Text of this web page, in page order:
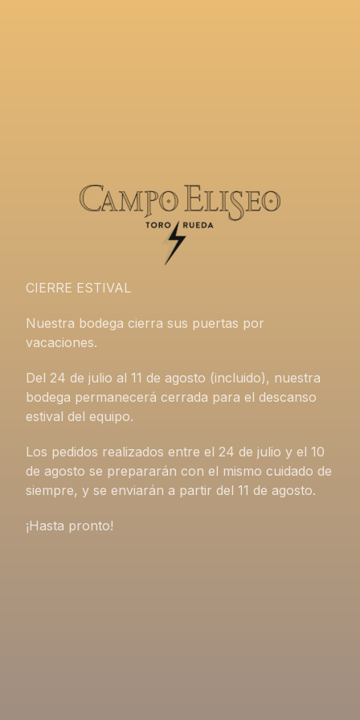
CIERRE ESTIVAL
Nuestra bodega cierra sus puertas por
vacaciones.
Del 24 de julio al 11 de agosto (incluido), nuestra
bodega permanecerá cerrada para el descanso
estival del equipo.
Los pedidos realizados entre el 24 de julio y el 10
de agosto se prepararán con el mismo cuidado de
siempre, y se enviarán a partir del 11 de agosto.
¡Hasta pronto!